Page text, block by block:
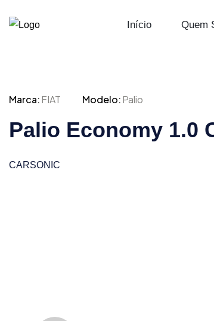
Início Quem
Marca:FIAT Modelo:Palio
Palio Economy 1.0
CARSONIC